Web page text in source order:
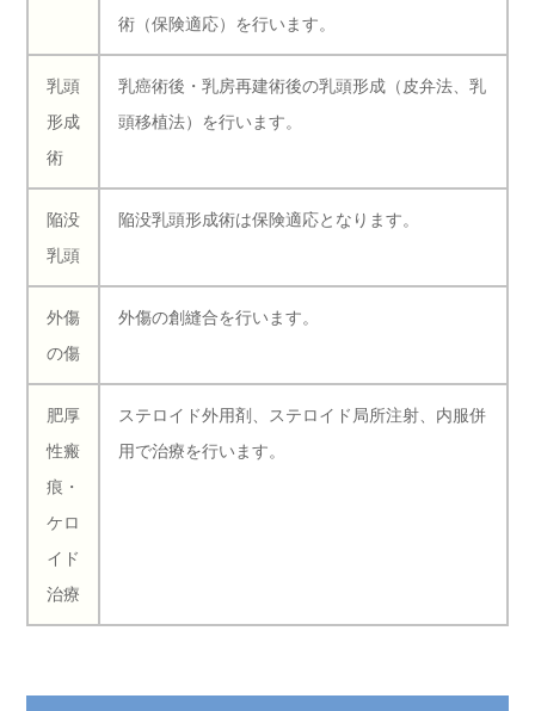
術（保険適応）を行います。
乳頭
形成
術
乳癌術後・乳房再建術後の乳頭形成（皮弁法、乳
頭移植法）を行います。
陥没
乳頭
陥没乳頭形成術は保険適応となります。
外傷
の傷
外傷の創縫合を行います。
肥厚
性瘢
痕・
ケロ
イド
治療
ステロイド外用剤、ステロイド局所注射、内服併
用で治療を行います。